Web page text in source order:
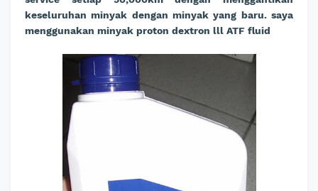
keseluruhan minyak dengan minyak yang baru. saya
menggunakan minyak proton dextron lll ATF fluid